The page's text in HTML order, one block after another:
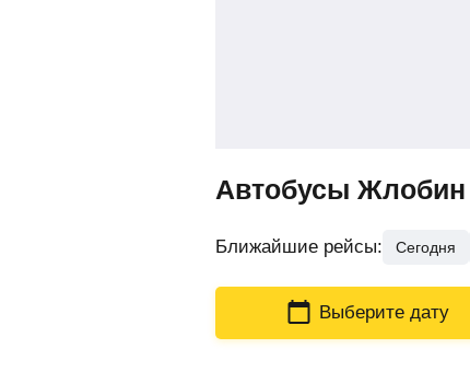
Автобусы
Ближайшие рейсы: Сегодня
Выберите дату